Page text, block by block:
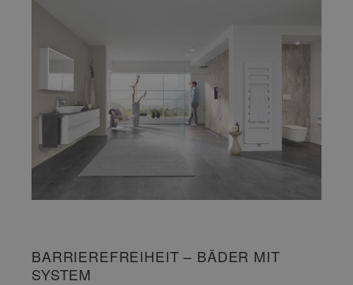
BARRIEREFREIHEIT – BÄDER MIT
SYSTEM